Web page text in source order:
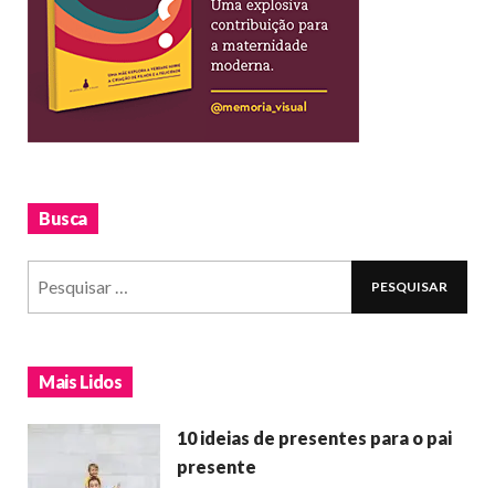
Busca
Mais Lidos
10 ideias de presentes para o pai
presente